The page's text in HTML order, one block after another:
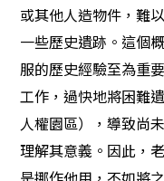
或其他人造物件，難
一些歷史遺跡。這個
服的歷史經驗至為重
工作，過快地將困難
人權園區），導致尚
理解其意義。因此，